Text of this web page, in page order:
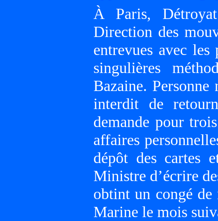
À Paris,
Direction des
entrevues avec les
singulières
Bazaine.
interdit de
demande pour
affaires
dépôt des cartes
Ministre d’écrire
obtint un congé
Marine le mois